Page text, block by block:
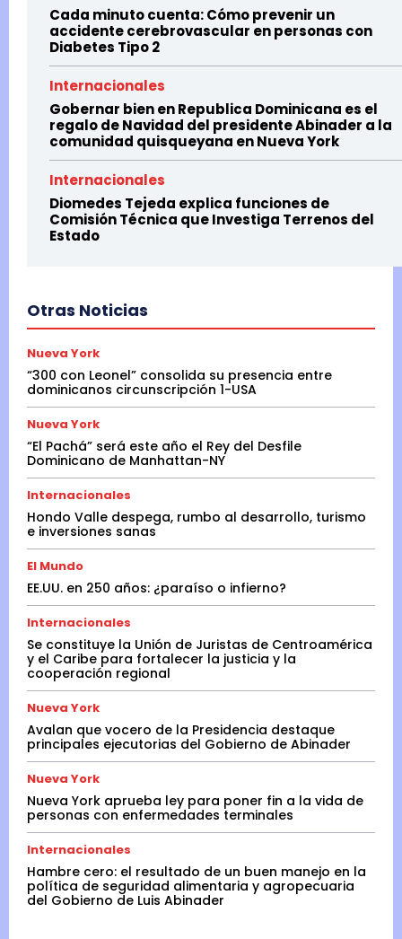
Cada minuto cuenta: Cómo prevenir un
accidente cerebrovascular en personas con
Diabetes Tipo 2
Internacionales
Gobernar bien en Republica Dominicana es el
regalo de Navidad del presidente Abinader a la
comunidad quisqueyana en Nueva York
Internacionales
Diomedes Tejeda explica funciones de
Comisión Técnica que Investiga Terrenos del
Estado
Otras Noticias
Nueva York
“300 con Leonel” consolida su presencia entre
dominicanos circunscripción 1-USA
Nueva York
“El Pachá” será este año el Rey del Desfile
Dominicano de Manhattan-NY
Internacionales
Hondo Valle despega, rumbo al desarrollo, turismo
e inversiones sanas
El Mundo
EE.UU. en 250 años: ¿paraíso o infierno?
Internacionales
Se constituye la Unión de Juristas de Centroamérica
y el Caribe para fortalecer la justicia y la
cooperación regional
Nueva York
Avalan que vocero de la Presidencia destaque
principales ejecutorias del Gobierno de Abinader
Nueva York
Nueva York aprueba ley para poner fin a la vida de
personas con enfermedades terminales
Internacionales
Hambre cero: el resultado de un buen manejo en la
política de seguridad alimentaria y agropecuaria
del Gobierno de Luis Abinader